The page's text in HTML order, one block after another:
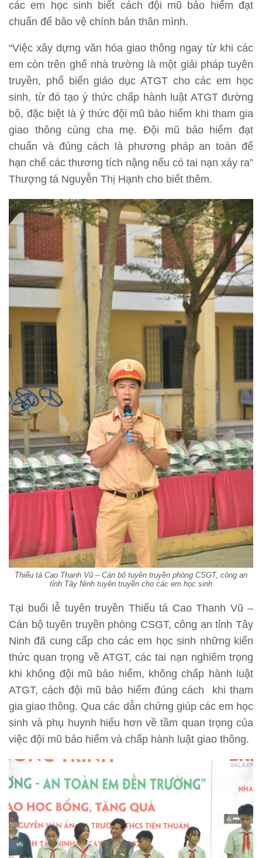
các em học sinh biết cách đội mũ bảo hiểm đạt
chuẩn để bảo vệ chính bản thân mình.
“Việc xây dựng văn hóa giao thông ngay từ khi các
em còn trên ghế nhà trường là một giải pháp tuyên
truyền, phổ biến giáo dục ATGT cho các em học
sinh, từ đó tạo ý thức chấp hành luật ATGT đường
bộ, đặc biệt là ý thức đội mũ bảo hiểm khi tham gia
giao thông cùng cha mẹ. Đội mũ bảo hiểm đạt
chuẩn và đúng cách là phương pháp an toàn để
hạn chế các thương tích nặng nếu có tai nạn xảy ra”
Thượng tá Nguyễn Thị Hạnh cho biết thêm.
Thiếu tá Cao Thanh Vũ – Cán bộ tuyên truyền phòng CSGT, công an
tỉnh Tây Ninh tuyên truyền cho các em học sinh
Tại buổi lễ tuyên truyền Thiếu tá Cao Thanh Vũ –
Cán bộ tuyên truyền phòng CSGT, công an tỉnh Tây
Ninh đã cung cấp cho các em học sinh những kiến
thức quan trọng về ATGT, các tai nạn nghiêm trọng
khi không đội mũ bảo hiểm, không chấp hành luật
ATGT, cách đội mũ bảo hiểm đúng cách khi tham
gia giao thông. Qua các dẫn chứng giúp các em học
sinh và phụ huynh hiểu hơn về tầm quan trọng của
việc đội mũ bảo hiểm và chấp hành luật giao thông.